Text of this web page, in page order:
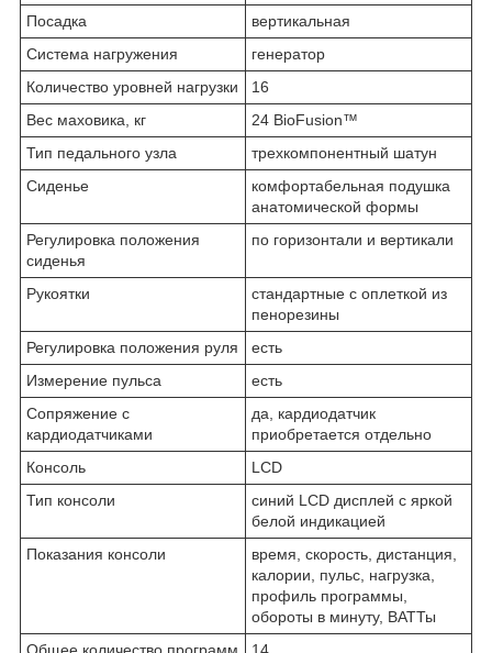
Посадка
вертикальная
Система нагружения
генератор
Количество уровней нагрузки
16
Вес маховика, кг
24 BioFusion™
Тип педального узла
трехкомпонентный шатун
Сиденье
комфортабельная подушка
анатомической формы
Регулировка положения
сиденья
по горизонтали и вертикали
Рукоятки
стандартные с оплеткой из
пенорезины
Регулировка положения руля
есть
Измерение пульса
есть
Сопряжение с
кардиодатчиками
да, кардиодатчик
приобретается отдельно
Консоль
LCD
Тип консоли
синий LCD дисплей с яркой
белой индикацией
Показания консоли
время, скорость, дистанция,
калории, пульс, нагрузка,
профиль программы,
обороты в минуту, ВАТТы
Общее количество программ
14